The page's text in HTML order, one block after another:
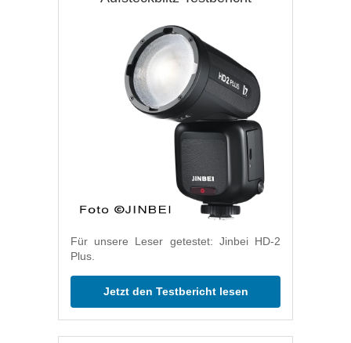
Für unsere Leser getestet: Jinbei HD-2
Plus.
Jetzt den Testbericht lesen